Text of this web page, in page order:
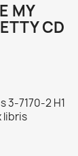
MY
CD
3-7170-2 H1
libris